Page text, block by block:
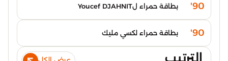
90' بطاقة حمراء لYoucef DJAHNIT
90' بطاقة حمراء لكسي مليك